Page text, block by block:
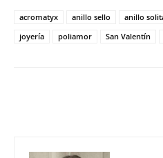
acromatyx anillo sello anillo
joyería
poliamor San Valentín